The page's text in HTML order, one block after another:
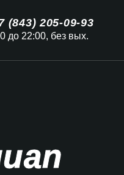
(843) 205-09-93
до 22:00, без вых.